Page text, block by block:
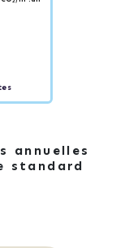
annuelles
standard